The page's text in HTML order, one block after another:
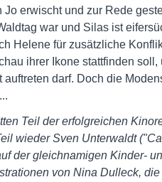
Jo erwischt und zur Rede
war und Silas ist
Helene für zusätzliche
ihrer Ikone stattfinden
auftreten darf. Doch die
Teil der erfolgreichen
wieder Sven Unterwaldt
der gleichnamigen Kinder-
von Nina Dulleck,